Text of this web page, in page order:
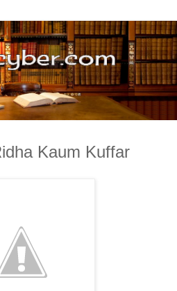
Kaum Kuffar